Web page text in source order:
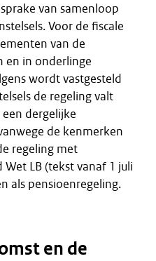
van samenloop
Voor de fiscale
van de
en in onderlinge
wordt vastgesteld
de regeling valt
dergelijke
de kenmerken
regeling met
LB (tekst vanaf 1 juli
als pensioenregeling.
en de